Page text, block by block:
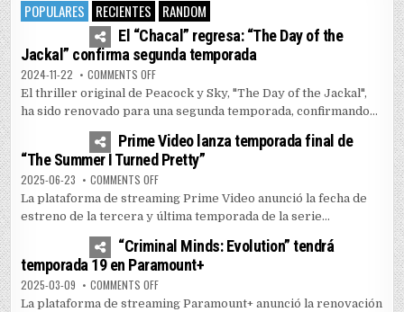
POPULARES
RECIENTES RANDOM
4 7455
El “Chacal” regresa: “The Day of the
Jackal” confirma segunda temporada
2024-11-22 COMMENTS OFFON EL “CHACAL” REGRESA: “THE DAY OF THE JACKAL”
El thriller original de Peacock y Sky, "The Day of the Jackal",
ha sido renovado para una segunda temporada, confirmando...
1 5162
Prime Video lanza temporada final de
“The Summer I Turned Pretty”
2025-06-23 COMMENTS OFFON PRIME VIDEO LANZA TEMPORADA FINAL DE “THE
La plataforma de streaming Prime Video anunció la fecha de
estreno de la tercera y última temporada de la serie...
0 3599
“Criminal Minds: Evolution” tendrá
temporada 19 en Paramount+
2025-03-09 COMMENTS OFFON “CRIMINAL MINDS: EVOLUTION” TENDRÁ
La plataforma de streaming Paramount+ anunció la renovación